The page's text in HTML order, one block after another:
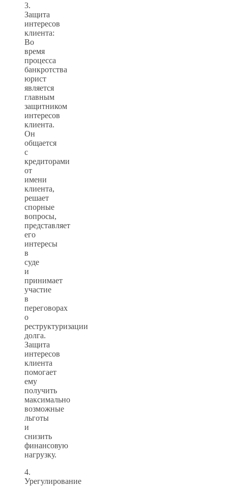
3.
Защита
интересов
клиента:
Во
время
процесса
банкротства
юрист
является
главным
защитником
интересов
клиента.
Он
общается
с
кредиторами
от
имени
клиента,
решает
спорные
вопросы,
представляет
его
интересы
в
суде
и
принимает
участие
в
переговорах
о
реструктуризации
долга.
Защита
интересов
клиента
помогает
ему
получить
максимально
возможные
льготы
и
снизить
финансовую
нагрузку.
4.
Урегулирование